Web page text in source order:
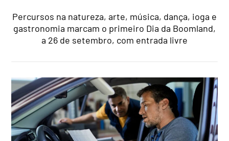
Percursos na natureza, arte, música, dança, ioga e
gastronomia marcam o primeiro Dia da Boomland,
a 26 de setembro, com entrada livre